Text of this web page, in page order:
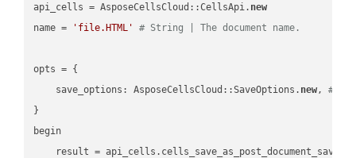
api_cells = AsposeCellsCloud::CellsApi. new
name =
'file.HTML' # String | The document name.
opts = {
    save_options: AsposeCellsCloud::SaveOptions.
new, #
}
begin
result =